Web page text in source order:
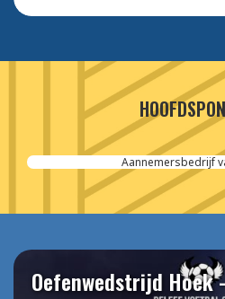
Aannemersbedrijf
Oefenwedstrijd Hoek